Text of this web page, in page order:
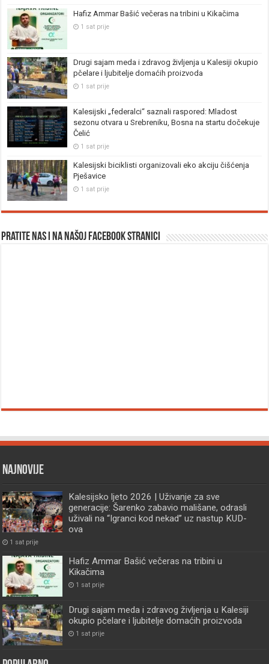
Hafiz Ammar Bašić večeras na tribini u Kikačima
1 sat prije
Drugi sajam meda i zdravog življenja u Kalesiji okupio
pčelare i ljubitelje domaćih proizvoda
1 sat prije
Kalesijski „federalci“ saznali raspored: Mladost
sezonu otvara u Srebreniku, Bosna na startu dočekuje
Čelić
1 sat prije
Kalesijski biciklisti organizovali eko akciju čišćenja
Pješavice
1 sat prije
Pratite nas i na našoj facebook stranici
Najnovije
Kalesijsko ljeto 2026 | Uživanje za sve
generacije: Šarenko zabavio mališane, odrasli
uživali na “Igranci kod nekad” uz nastup KUD-
ova
1 sat prije
Hafiz Ammar Bašić večeras na tribini u
Kikačima
1 sat prije
Drugi sajam meda i zdravog življenja u Kalesiji
okupio pčelare i ljubitelje domaćih proizvoda
1 sat prije